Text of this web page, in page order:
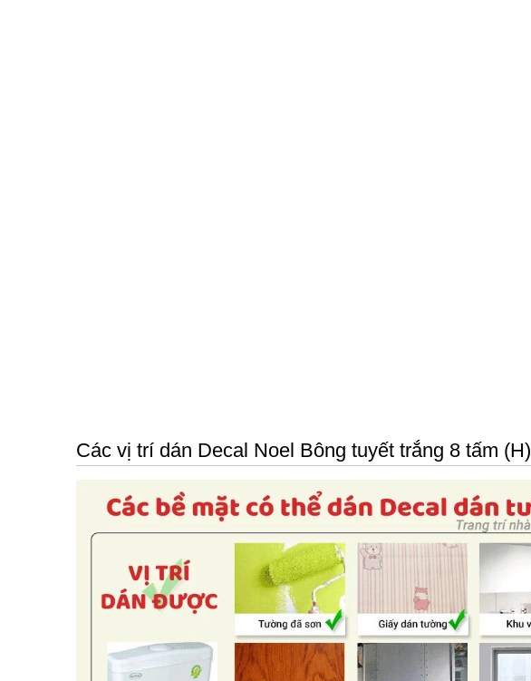
Các vị trí dán Decal Noel Bông tuyết trắng 8 tấm (H)